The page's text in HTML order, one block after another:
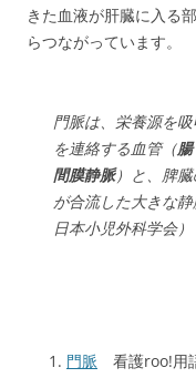
きた血液が肝臓に入る
らつながっています。
門脈は、栄養源を
を連絡する血管（腸
間膜静脈）と、脾
が合流した大きな
日本小児外科学会）
門脈 看護roo!用